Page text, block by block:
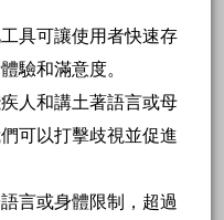
具可讓使用者快速存
驗和滿意度。
人和講土著語言或母
可以打擊歧視並促進
言或身體限制，超過